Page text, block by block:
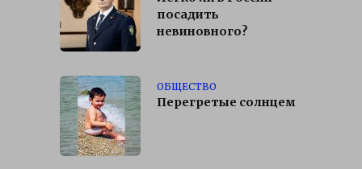
посадить
невиновного?
ОБЩЕСТВО
Перегретые солнцем